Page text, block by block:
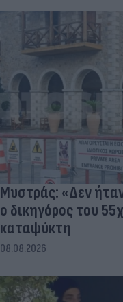
Μυστράς: «Δεν
ο δικηγόρος του
καταψύκτη
08.08.2026